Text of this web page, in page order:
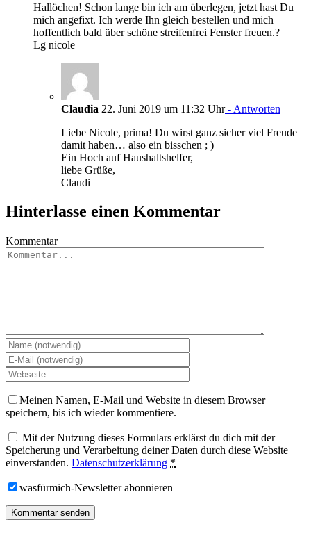
Hallöchen! Schon lange bin ich am überlegen, jetzt hast Du
mich angefixt. Ich werde Ihn gleich bestellen und mich
hoffentlich bald über schöne streifenfrei Fenster freuen.?
Lg nicole
Claudia 22. Juni 2019 um 11:32 Uhr- Antworten
Liebe Nicole, prima! Du wirst ganz sicher viel Freude
damit haben… also ein bisschen ; )
Ein Hoch auf Haushaltshelfer,
liebe Grüße,
Claudi
Hinterlasse einen Kommentar
Kommentar
Meinen Namen, E-Mail und Website in diesem Browser
speichern, bis ich wieder kommentiere.
Mit der Nutzung dieses Formulars erklärst du dich mit der
Speicherung und Verarbeitung deiner Daten durch diese Website
einverstanden. Datenschutzerklärung *
wasfürmich-Newsletter abonnieren